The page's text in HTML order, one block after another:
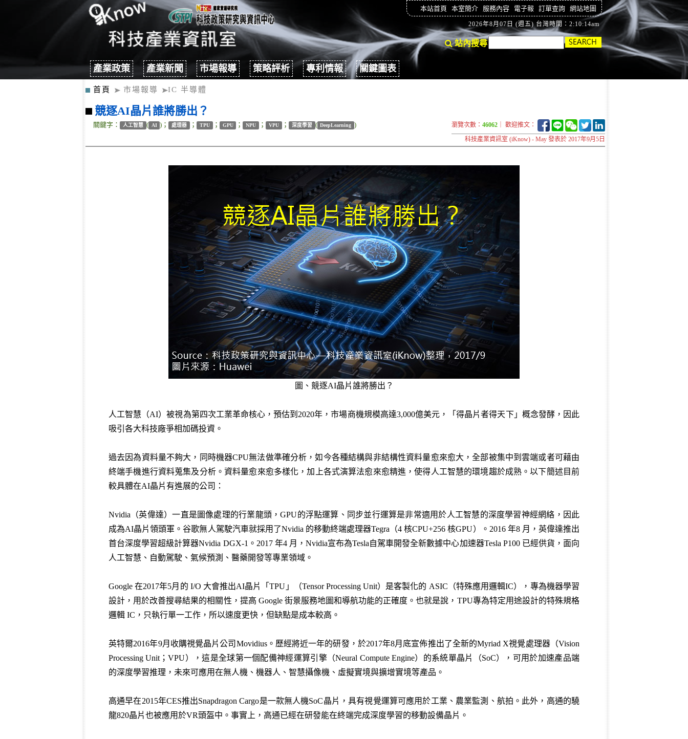
本站首頁 本室簡介 服務內容 電子報 訂單查詢 網站地圖
2026年8月07日 (週五) 台灣時間：2:10:15am
站內搜尋
產業政策 產業新聞 市場報導 策略評析 專利情報 關鍵圖表
首頁 市場報導 IC 半導體
競逐AI晶片誰將勝出？
關鍵字： 人工智慧 ( AI )； 處理器 ； TPU ； GPU ； NPU ； VPU ； 深度學習 ( DeepLearning ) 瀏覽次數： 46062 ｜ 歡迎推文：
科技產業資訊室 (iKnow) - May 發表於 2017年9月5日
圖、競逐AI晶片誰將勝出？
人工智慧（AI）被視為第四次工業革命核心，預估到2020年，市場商機規模高達3,000億美元，「得晶片者得天下」概念發酵，因此
吸引各大科技廠爭相加碼投資。
過去因為資料量不夠大，同時機器CPU無法做準確分析，如今各種結構與非結構性資料量愈來愈大，全部被集中到雲端或者可藉由
終端手機進行資料蒐集及分析。資料量愈來愈多樣化，加上各式演算法愈來愈精進，使得人工智慧的環境趨於成熟。以下簡述目前
較具體在AI晶片有進展的公司：
Nvidia（英偉達）一直是圖像處理的行業龍頭，GPU的浮點運算、同步並行運算是非常適用於人工智慧的深度學習神經網絡，因此
成為AI晶片領頭軍。谷歌無人駕駛汽車就採用了Nvidia 的移動終端處理器Tegra（4 核CPU+256 核GPU）。2016 年8 月，英偉達推出
首台深度學習超級計算器Nvidia DGX-1。2017 年4 月，Nvidia宣布為Tesla自駕車開發全新數據中心加速器Tesla P100 已經供貨，面向
人工智慧、自動駕駛、氣候預測、醫藥開發等專業領域。
Google 在2017年5月的 I/O 大會推出AI晶片「TPU」（Tensor Processing Unit）是客製化的 ASIC（特殊應用邏輯IC），專為機器學習
設計，用於改善搜尋結果的相關性，提高 Google 街景服務地圖和導航功能的正確度。也就是說，TPU專為特定用途設計的特殊規格
邏輯 IC，只執行單一工作，所以速度更快，但缺點是成本較高。
英特爾2016年9月收購視覺晶片公司Movidius。歷經將近一年的研發，於2017年8月底宣佈推出了全新的Myriad X視覺處理器（Vision
Processing Unit；VPU），這是全球第一個配備神經運算引擎（Neural Compute Engine）的系統單晶片（SoC），可用於加速產品端
的深度學習推理，未來可應用在無人機、機器人、智慧攝像機、虛擬實境與擴增實境等產品。
高通早在2015年CES推出Snapdragon Cargo是一款無人機SoC晶片，具有視覺運算可應用於工業、農業監測、航拍。此外，高通的驍
龍820晶片也被應用於VR頭盔中。事實上，高通已經在研發能在終端完成深度學習的移動設備晶片。